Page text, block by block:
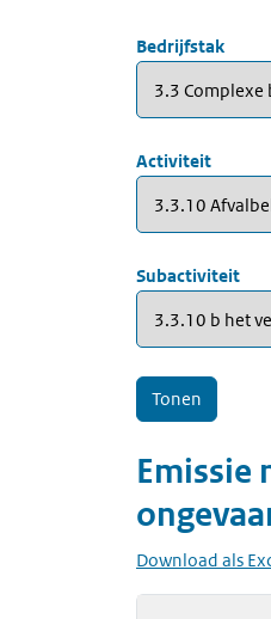
Bedrijfstak
Activiteit
Subactiviteit
Emissie
Download als